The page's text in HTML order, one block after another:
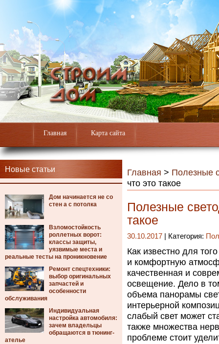
Главная Карта сайта
Новые статьи
Дом начинается не со
стен а с потолка
Взломостойкость
роллетных ворот:
классы защиты,
уязвимые места и
реальные тесты на проникновение
Ремонт спецтехники:
выбор оригинальных
запчастей и
особенности
обслуживания
Индивидуальная
настройка автомобиля:
зачем владельцы
обращаются в тюнинг-
ателье
Главная > Полезные
что это такое
Полезные
такое
30.10.2017 | Категория:
Как известно для
и комфортную
качественная и
освещение. Дело в
объема панорамы
интерьерной
слабый свет может
также множества
проблеме стоит